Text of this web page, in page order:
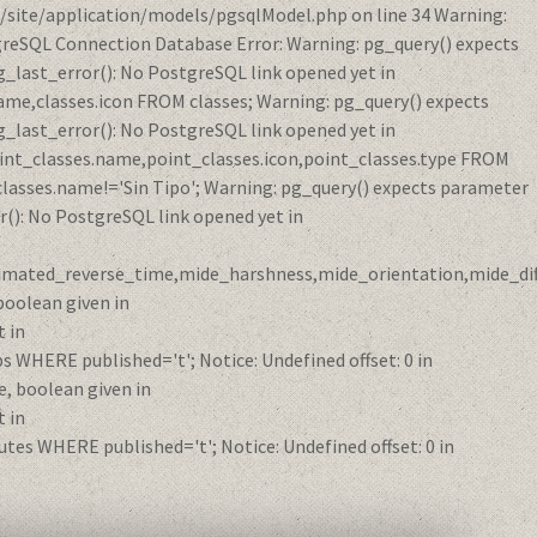
site/application/models/pgsqlModel.php on line 34 Warning:
Connection Database Error: Warning: pg_query() expects
No PostgreSQL link opened yet in
FROM classes; Warning: pg_query() expects
No PostgreSQL link opened yet in
FROM
Tipo'; Warning: pg_query() expects parameter
No PostgreSQL link opened yet in
given in
in
published='t'; Notice: Undefined offset: 0 in
boolean given in
in
WHERE published='t'; Notice: Undefined offset: 0 in